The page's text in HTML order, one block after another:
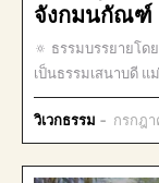
จังกมนกัณฑ์
🔅 ธรรมบรรยายโ
เป็นธรรมเสนาบดี แ
วิเวกธรรม กรกฎา